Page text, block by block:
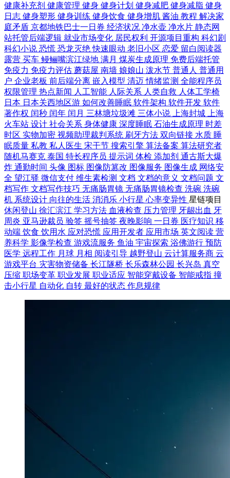
健康补充剂 健康管理 健身 健身计划 健身减肥 健身减脂 健身
日志 健身塑形 健身训练 健身饮食 健身增肌 酱油 教程 解决家
庭矛盾 京都地铁巴士一日券 经济状况 净水壶 净水片 静态网
站托管后端逻辑 就业市场变化 居民权利 开源项目重构 科幻剧
科幻小说 恐慌 恐龙灭绝快速眼动 老旧小区 恋爱 留白阅读器
露营 买车 鳗鲡嘴滨江绿地 满月 煤炭生成原理 免费后端托管
免疫力 免疫力评估 蘑菇屋 南墙 娘娘山 泼水节 普通人 普通用
户 企业老板 前后端分离 嵌入模型 清迈情绪监测 全能程序员
权限管理 热点新闻 人工智能 人际关系 人类自救 人体工学椅
日本 日本关西地区游 如何改善睡眠 软件架构 软件开发 软件
著作权 闰秒 闰年 闰月 三林塘垃圾滩 三体小说 上海封城
上海
火车站 设计 社会关系 身体健康 深度睡眠 石油生成原理 时差
时区 实物加密 视频助理裁判系统 刷牙方法 双向链接 水质 睡
眠质量 私教 私人医生 宋干节 搜索引擎 算法备案 算法研究者
随机马赛克 泰国 特长程序员 提示词 体检 添加剂 通古斯大爆
炸 通勤时间 头像 图标 图像防篡改 图像服务 图像生成 网络安
全 望江驿 微信支付 维生素检测 文档 文档的意义 文档问题 文
档写作 文档写作技巧 无痛肠胃镜 无痛肠胃镜检查 洗碗 洗碗
机 系统设计 向往的生活 消消乐 小行星 心率变异性 星链项目
休闲登山 徐汇滨江 学习方法 血液检查 压力管理 牙龈出血 牙
周炎 亚马逊裁员 验签 摇号抽签 夜晚影响 一日券 医疗知识 移
动端 饮食 饮用水 应对恐慌 应用开发者 应用市场 英文阅读 营
养科学 影像学检查 游戏流服务 鱼油 宇宙探索 浴佛游行 预防
医学 远程工作 月球 月相 阅读引导 越野登山 云计算服务商 云
游戏平台 灾害物资储备 长江隧桥 长乐森林公园 长兴岛 真空
压缩 职场变革 职业发展 职业适应 智能穿戴设备 智能戒指 撞
击小行星 自动化 自转 最好的状态 作息规律